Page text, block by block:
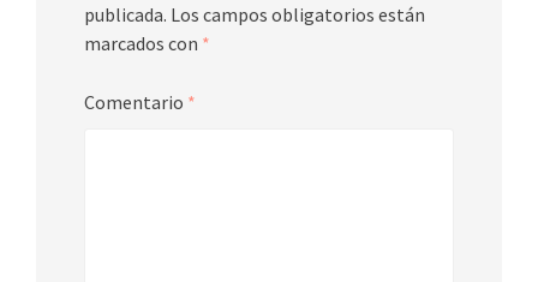
publicada. Los campos obligatorios están
marcados con *
Comentario *